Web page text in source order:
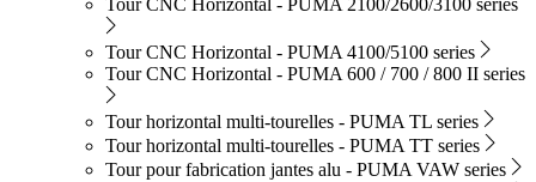
Tour CNC Horizontal - PUMA 2100/2600/3100 series
Tour CNC Horizontal - PUMA 4100/5100 series
Tour CNC Horizontal - PUMA 600 / 700 / 800 II series
Tour horizontal multi-tourelles - PUMA TL series
Tour horizontal multi-tourelles - PUMA TT series
Tour pour fabrication jantes alu - PUMA VAW series